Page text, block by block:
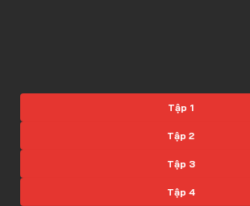
Tập 1
Tập 2
Tập 3
Tập 4